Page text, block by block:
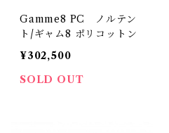
Gamme8 PC ノルテン
ト/ギャム8 ポリコットン
¥302,500
SOLD OUT